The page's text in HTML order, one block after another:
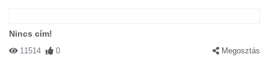
Nincs cím!
11514 0 Megosztás